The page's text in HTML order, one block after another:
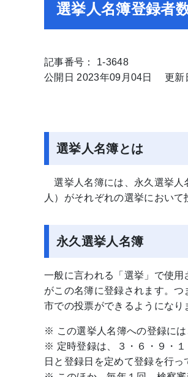
選挙人名簿登録者
記事番号： 1-3648
公開日 2023年09月04日
更新
選挙人名簿とは
選挙人名簿には、永久選挙人
人）がそれぞれの選挙におい
永久選挙人名簿
一般に言われる「選挙」で使
がこの名簿に登録されます。
市での投票ができるようになり
※ この選挙人名簿への登録に
※ 定時登録は、３・６・９・
日と登録日を定めて登録を行っ